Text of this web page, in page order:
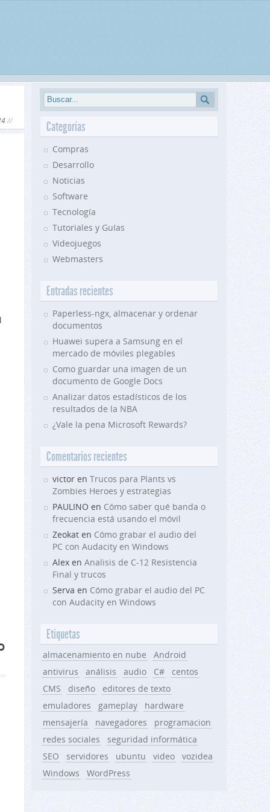
Categorías
Compras
Desarrollo
Noticias
Software
Tecnología
Tutoriales y Guías
Videojuegos
Webmasters
Entradas recientes
Paperless-ngx, almacenar y ordenar
documentos
Huawei supera a Samsung en el
mercado de móviles plegables
Como guardar una imagen de un
documento de Google Docs
Analizar datos estadísticos de los
resultados de la NBA
¿Vale la pena Microsoft Rewards?
Comentarios recientes
victor en Trucos para Plants vs
Zombies Heroes y estrategias
PAULINO en Cómo saber qué banda o
frecuencia está usando el móvil
Zeokat en Cómo grabar el audio del
PC con Audacity en Windows
Alex en Analisis de C-12 Resistencia
Final y trucos
Serva en Cómo grabar el audio del PC
con Audacity en Windows
Etiquetas
almacenamiento en nube
Android
antivirus
análisis audio C#
centos
CMS
diseño
editores de texto
emuladores
gameplay
hardware
mensajería
navegadores
programacion
redes sociales
seguridad informática
SEO
servidores ubuntu video
vozidea
Windows
WordPress